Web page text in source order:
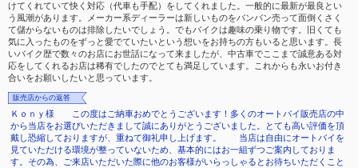
けてくれていて快く対応（代車も手配）をしてくれました。一般的に最新が最良とい
う風潮があります。メーカー系ディーラーは新しいものをバンバン売って面倒くさく
て儲からないものは排除したいでしょう。でもバイクは趣味の乗り物です。旧くても
気に入ったものをずっと愛でていたいという想いをお持ちの方もいると思います。長
いバイク歴で数々のお店にお世話になって来ましたが、中古車でここまで誠意ある対
応をしてくれるお店は稀有でしたのでとても満足しています。これからも永いお付き
合いをお願いしたいと思っています。
販売店からの返答
Ｋｏｎｙ様 この度はご納車おめでとうございます！多くのオートバイ販売店の中
から当店をお選びいただきまして誠にありがとうございました。とても高い評価を頂
戴し恐縮しておりますが、重ねて御礼申し上げます。 当店は自由にオートバイを
見ていただける環境が整っていないため、基本的にはお一組ずつご案内しておりま
す。その為、ご来店いただいた際に他のお客様がいらっしゃるとお待ちいただくこと